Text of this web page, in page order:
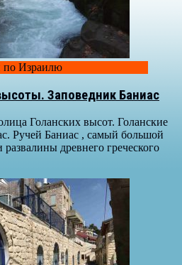
по Израилю
Заповедник Баниас
Голанских высот. Голанские
Ручей Баниас , самый большой
древнего греческого